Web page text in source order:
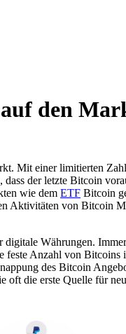
den
Mit einer limitierten
der letzte Bitcoin
wie dem ETF Bitcoin
Aktivitäten von Bitcoin
Währungen.
Anzahl von
des Bitcoin
die erste Quelle für